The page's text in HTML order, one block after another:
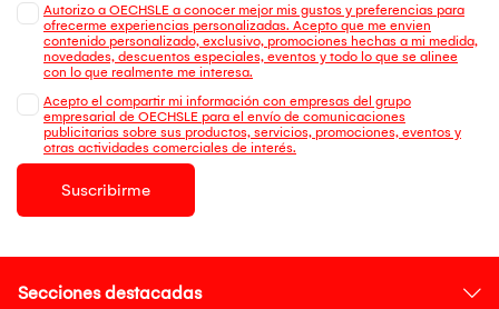
Autorizo a OECHSLE a conocer mejor mis gustos y preferencias para
ofrecerme experiencias personalizadas. Acepto que me envien
contenido personalizado, exclusivo, promociones hechas a mi medida,
novedades, descuentos especiales, eventos y todo lo que se alinee
con lo que realmente me interesa.
Acepto el compartir mi información con empresas del grupo
empresarial de OECHSLE para el envío de comunicaciones
publicitarias sobre sus productos, servicios, promociones, eventos y
otras actividades comerciales de interés.
Suscribirme
Secciones destacadas